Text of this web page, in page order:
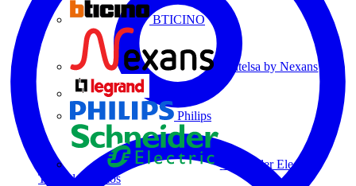
BTICINO
Centelsa by Nexans
Philips
Schneider Electric
Todos los socios